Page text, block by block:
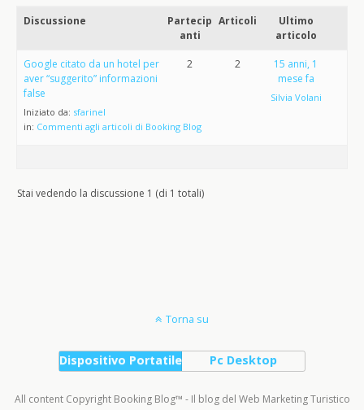
Discussione
Partecip
anti
Articoli
Ultimo
articolo
Google citato da un hotel per
aver “suggerito” informazioni
false
Iniziato da: sfarinel
in: Commenti agli articoli di Booking Blog
2 2
15 anni, 1
mese fa
Silvia Volani
Stai vedendo la discussione 1 (di 1 totali)
Torna su
Dispositivo Portatile Pc Desktop
All content Copyright Booking Blog™ - Il blog del Web Marketing Turistico